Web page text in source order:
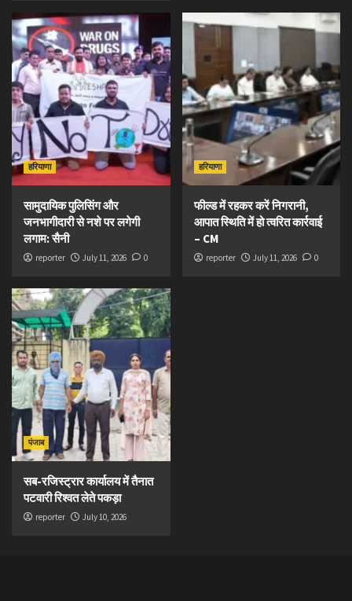
हरियाणा
सामुदायिक पुलिसिंग और
जनभागीदारी से नशे पर लगेगी
लगाम: सैनी
reporter July 11, 2026 0
हरियाणा
फील्ड में रहकर करें निगरानी,
आपात स्थिति में हो त्वरित कार्रवाई
– CM
reporter July 11, 2026 0
पंजाब
सब-रजिस्ट्रार कार्यालय में तैनात
पटवारी रिश्वत लेते पकड़ा
reporter July 10, 2026